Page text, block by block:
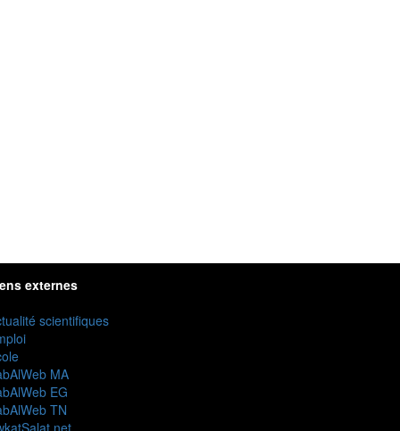
externes
scientifiques
MA
EG
TN